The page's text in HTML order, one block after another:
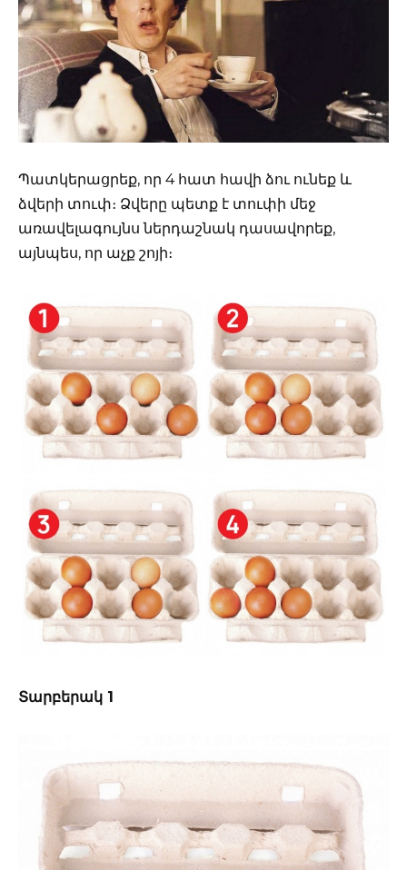
Պատկերացրեք, որ 4 հատ հավի ձու ունեք և
ձվերի տուփ։ Ձվերը պետք է տուփի մեջ
առավելագույնս ներդաշնակ դասավորեք,
այնպես, որ աչք շոյի։
Տարբերակ 1